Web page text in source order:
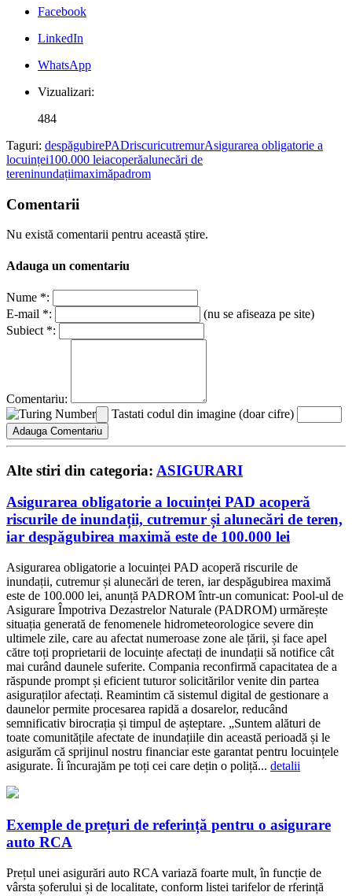
Facebook
LinkedIn
WhatsApp
Vizualizari:
484
Taguri: despăgubirePADriscuricutremurAsigurarea obligatorie a
locuinței100.000 leiacoperăalunecări de
tereninundațiimaximăpadrom
Comentarii
Nu există comentarii pentru această știre.
Adauga un comentariu
Nume *:
E-mail *:
(nu se afiseaza pe site)
Subiect *:
Comentariu:
Tastati codul din imagine (doar cifre)
Alte stiri din categoria: ASIGURARI
Asigurarea obligatorie a locuinței PAD acoperă
riscurile de inundații, cutremur și alunecări de teren,
iar despăgubirea maximă este de 100.000 lei
Asigurarea obligatorie a locuinței PAD acoperă riscurile de
inundații, cutremur și alunecări de teren, iar despăgubirea maximă
este de 100.000 lei, anunță PADROM într-un comunicat: Pool-ul de
Asigurare Împotriva Dezastrelor Naturale (PADROM) urmărește
situația generată de fenomenele hidrometeorologice severe din
ultimele zile, care au afectat numeroase zone ale țării, și face apel
către toți proprietarii de locuințe afectați de inundații să notifice cât
mai curând daunele suferite. Compania reconfirmă capacitatea de a
răspunde prompt și eficient tuturor solicitărilor venite din partea
asiguraților afectați. Reamintim că sistemul digital de gestionare a
daunelor permite procesarea rapidă a dosarelor, reducând
semnificativ birocrația și timpul de așteptare. „Suntem alături de
toate comunitățile afectate de inundațiile din această perioadă și le
asigurăm că sprijinul nostru financiar este garantat pentru locuințele
asigurate. Îi încurajăm pe toți cei care dețin o poliță... detalii
Exemple de prețuri de referință pentru o asigurare
auto RCA
Prețul unei asigurări auto RCA variază foarte mult, în funcție de
vârsta șoferului și de localitate, conform listei tarifelor de rferință